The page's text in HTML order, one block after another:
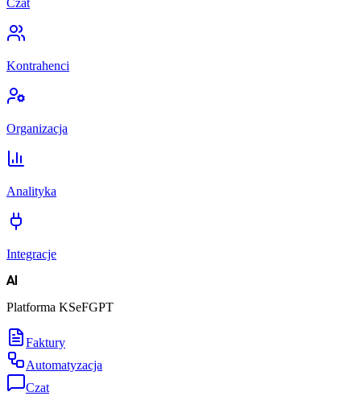
Kontrahenci
Organizacja
Analityka
Integracje
AI
Platforma KSeFGPT
Faktury
Automatyzacja
Czat